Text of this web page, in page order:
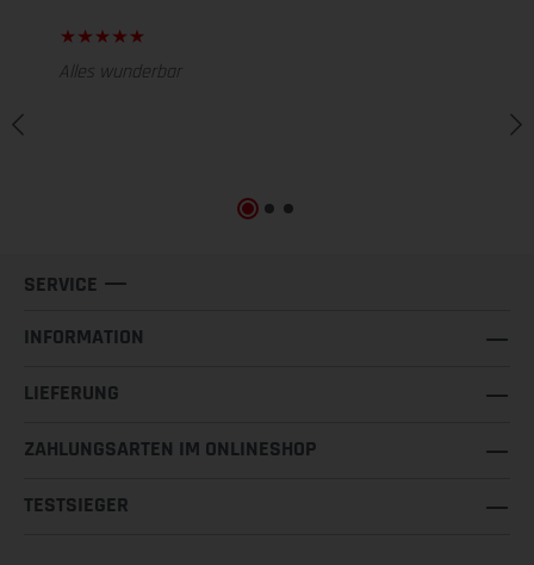
Alles wunderbar
SERVICE
INFORMATION
LIEFERUNG
ZAHLUNGSARTEN IM ONLINESHOP
TESTSIEGER